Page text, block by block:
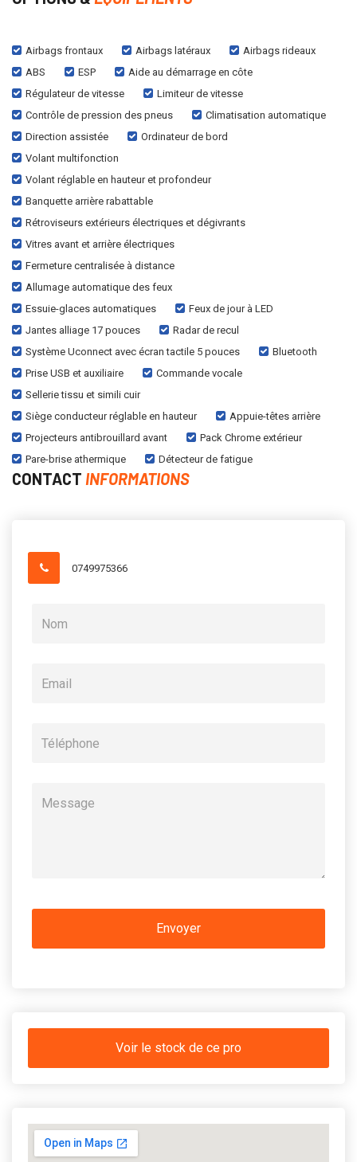
Airbags frontaux Airbags latéraux
Airbags rideaux
ABS
ESP
Aide au démarrage en côte
Régulateur de vitesse
Limiteur de vitesse
Contrôle de pression des pneus
Climatisation automatique
Direction assistée
Ordinateur de bord
Volant multifonction
Volant réglable en hauteur et profondeur
Banquette arrière rabattable
Rétroviseurs extérieurs électriques et dégivrants
Vitres avant et arrière électriques
Fermeture centralisée à distance
Allumage automatique des feux
Essuie-glaces automatiques
Feux de jour à LED
Jantes alliage 17 pouces
Radar de recul
Système Uconnect avec écran tactile 5 pouces
Bluetooth
Prise USB et auxiliaire
Commande vocale
Sellerie tissu et simili cuir
Siège conducteur réglable en hauteur
Appuie-têtes arrière
Projecteurs antibrouillard avant
Pack Chrome extérieur
Pare-brise athermique
Détecteur de fatigue
CONTACT INFORMATIONS
0749975366
Voir le stock de ce pro